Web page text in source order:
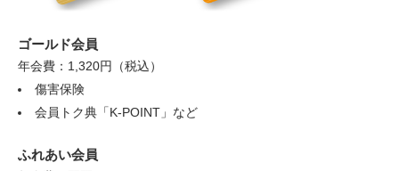
ゴールド会員
年会費：1,320円（税込）
傷害保険
会員トク典「K-POINT」など
ふれあい会員